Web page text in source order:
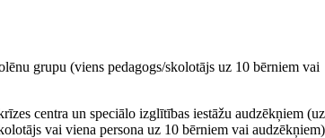
grupu (viens pedagogs/skolotājs uz 10 bērniem vai
centra un speciālo izglītības iestāžu audzēkņiem
vai viena persona uz 10 bērniem vai